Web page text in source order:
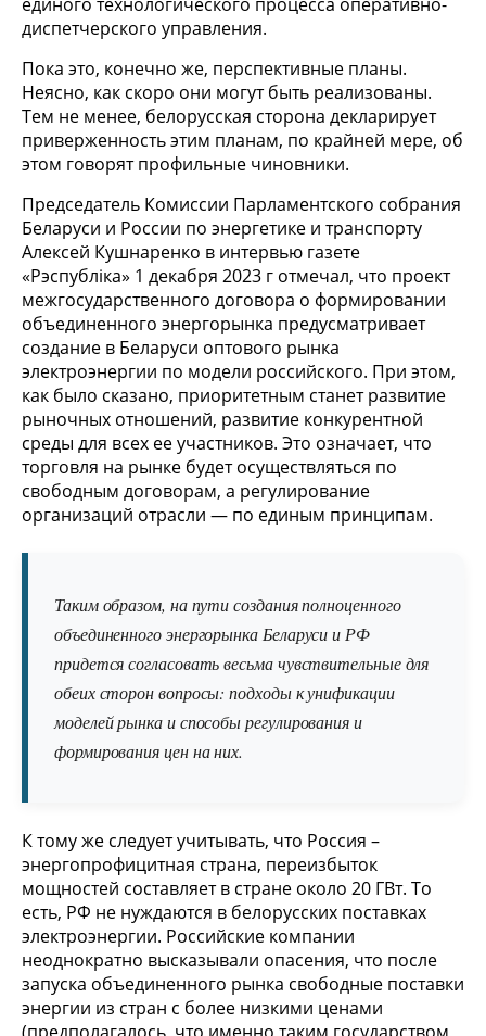
диспетчерского управления.
Пока это, конечно же, перспективные планы.
Неясно, как скоро они могут быть реализованы.
Тем не менее, белорусская сторона декларирует
приверженность этим планам, по крайней мере, об
этом говорят профильные чиновники.
Председатель Комиссии Парламентского собрания
Беларуси и России по энергетике и транспорту
Алексей Кушнаренко в интервью газете
«Рэспублiка» 1 декабря 2023 г отмечал, что проект
межгосударственного договора о формировании
объединенного энергорынка предусматривает
создание в Беларуси оптового рынка
электроэнергии по модели российского. При этом,
как было сказано, приоритетным станет развитие
рыночных отношений, развитие конкурентной
среды для всех ее участников. Это означает, что
торговля на рынке будет осуществляться по
свободным договорам, а регулирование
организаций отрасли — по единым принципам.
Таким образом, на пути создания полноценного
объединенного энергорынка Беларуси и РФ
придется согласовать весьма чувствительные для
обеих сторон вопросы: подходы к унификации
моделей рынка и способы регулирования и
формирования цен на них.
К тому же следует учитывать, что Россия –
энергопрофицитная страна, переизбыток
мощностей составляет в стране около 20 ГВт. То
есть, РФ не нуждаются в белорусских поставках
электроэнергии. Российские компании
неоднократно высказывали опасения, что после
запуска объединенного рынка свободные поставки
энергии из стран с более низкими ценами